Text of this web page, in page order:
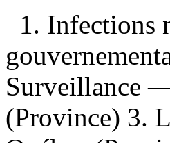
1.
Surveillance
(Province) 3.